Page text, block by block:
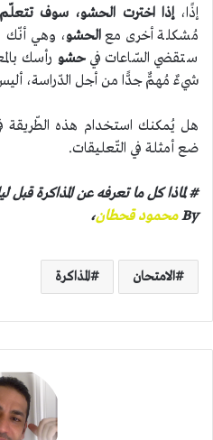
إذًا،إذا اخترت الحشو، سوف
مُشكلة أخرى مع الحشو، وهي أنّك
ستقضي السّاعات فيحشو رأسك
شيءٌ مُهمٌّ جدًّا من أجل الدّراسة،
هل يُمكنك استخدام هذه الطّريقة
ضع أمثلة في التّعليقات.
# لماذا كل ما تعرفه عن المذاكرة
By محمود قحطان،
الامتحان المذاكرة